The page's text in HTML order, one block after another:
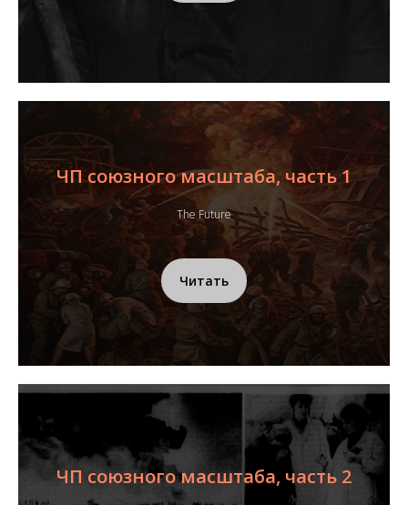
ЧП союзного масштаба, часть 1
The Future
Читать
ЧП союзного масштаба, часть 2